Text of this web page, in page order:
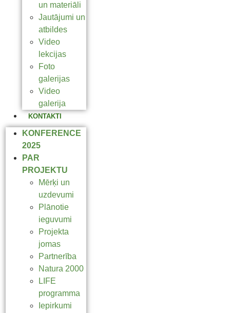
un materiāli
Jautājumi un
atbildes
Video
lekcijas
Foto
galerijas
Video
galerija
KONTAKTI
KONFERENCE
2025
PAR
PROJEKTU
Mērķi un
uzdevumi
Plānotie
ieguvumi
Projekta
jomas
Partnerība
Natura 2000
LIFE
programma
Iepirkumi